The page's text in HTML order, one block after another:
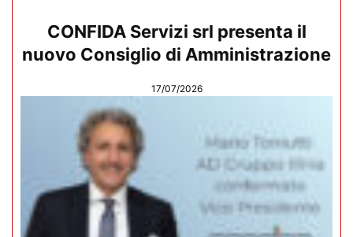
CONFIDA Servizi srl presenta il
nuovo Consiglio di Amministrazione
17/07/2026